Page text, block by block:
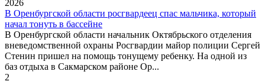
2026
В Оренбургской области росгвардеец спас мальчика, который
начал тонуть в бассейне
В Оренбургской области начальник Октябрьского отделения
вневедомственной охраны Росгвардии майор полиции Сергей
Стенин пришел на помощь тонущему ребенку. На одной из
баз отдыха в Сакмарском районе Ор...
2